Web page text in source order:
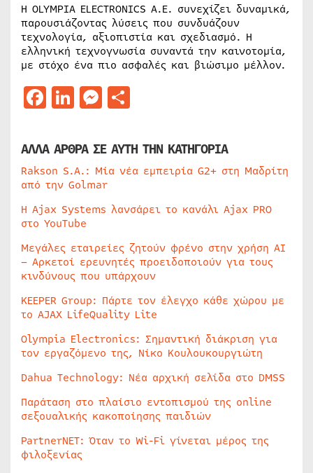
Η OLYMPIA ELECTRONICS A.E. συνεχίζει δυναμικά,
παρουσιάζοντας λύσεις που συνδυάζουν
τεχνολογία, αξιοπιστία και σχεδιασμό. Η
ελληνική τεχνογνωσία συναντά την καινοτομία,
με στόχο ένα πιο ασφαλές και βιώσιμο μέλλον.
Facebook
LinkedIn
Messenger
ΑΛΛΑ ΑΡΘΡΑ ΣΕ ΑΥΤΗ ΤΗΝ ΚΑΤΗΓΟΡΙΑ
Rakson S.A.: Μία νέα εμπειρία G2+ στη Μαδρίτη
από την Golmar
Η Ajax Systems λανσάρει το κανάλι Ajax PRO
στο YouTube
Μεγάλες εταιρείες ζητούν φρένο στην χρήση AI
– Αρκετοί ερευνητές προειδοποιούν για τους
κινδύνους που υπάρχουν
KEEPER Group: Πάρτε τον έλεγχο κάθε χώρου με
το AJAX LifeQuality Lite
Olympia Electronics: Σημαντική διάκριση για
τον εργαζόμενο της, Νίκο Κουλουκουργιώτη
Dahua Technology: Νέα αρχική σελίδα στο DMSS
Παράταση στο πλαίσιο εντοπισμού της online
σεξουαλικής κακοποίησης παιδιών
PartnerNET: Όταν το Wi-Fi γίνεται μέρος της
φιλοξενίας